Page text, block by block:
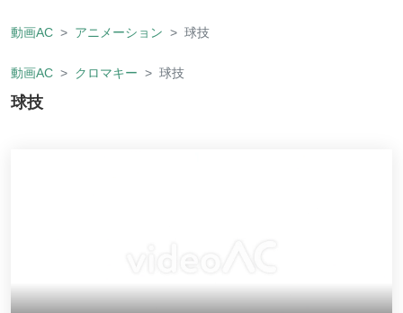
動画AC アニメーション 球技
動画AC クロマキー 球技
球技